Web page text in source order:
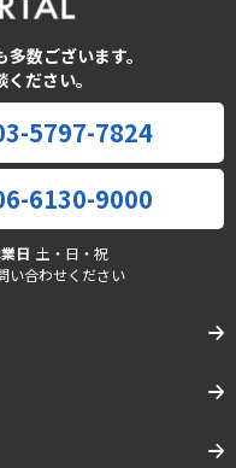
数ございます。
ださい。
5797-7824
6130-9000
日 土・日・祝
い合わせください